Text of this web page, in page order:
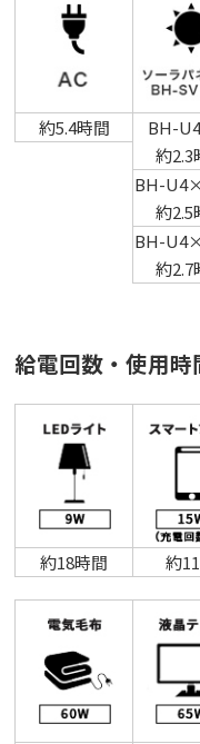
約5.4時間
BH-
約2.3
BH-
約2.5
BH-
約2.7
給電回数・使用
約18時間 約